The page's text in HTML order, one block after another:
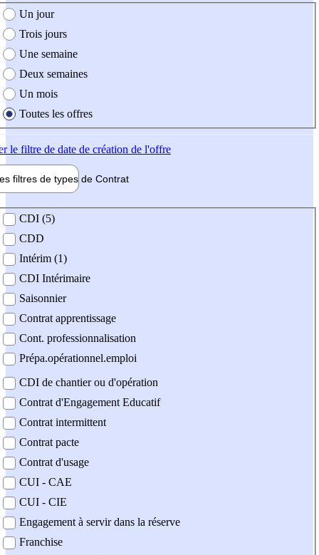
création de l'offre
Un jour
Trois jours
Une semaine
Deux semaines
Un mois
Toutes les offres
le filtre de date de création de l'offre
filtres de types de Contrat
contrat
CDI (5)
CDD
Intérim (1)
CDI Intérimaire
Saisonnier
Contrat apprentissage
Cont. professionnalisation
Prépa.opérationnel.emploi
CDI de chantier ou d'opération
Contrat d'Engagement Educatif
Contrat intermittent
Contrat pacte
Contrat d'usage
CUI - CAE
CUI - CIE
Engagement à servir dans la réserve
Franchise